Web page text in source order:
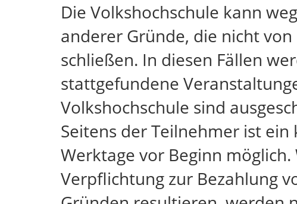
Die Volkshochschule kann
anderer Gründe, die nicht
schließen. In diesen Fällen
stattgefundene
Volkshochschule sind
Seitens der Teilnehmer ist
Werktage vor Beginn
Verpflichtung zur Bezahlung